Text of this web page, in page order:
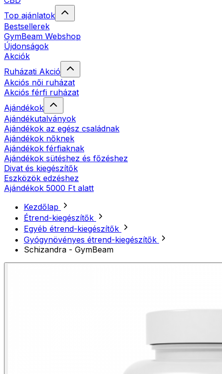
Top ajánlatok
Bestsellerek
GymBeam Webshop
Újdonságok
Akciók
Ruházati Akció
Akciós női ruházat
Akciós férfi ruházat
Ajándékok
Ajándékutalványok
Ajándékok az egész családnak
Ajándékok nőknek
Ajándékok férfiaknak
Ajándékok sütéshez és főzéshez
Divat és kiegészítők
Eszközök edzéshez
Ajándékok 5000 Ft alatt
Kezdőlap
Étrend-kiegészítők
Egyéb étrend-kiegészítők
Gyógynövényes étrend-kiegészítők
Schizandra - GymBeam